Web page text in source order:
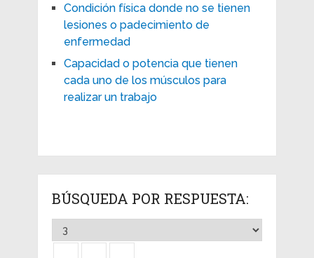
Condición física donde no se tienen
lesiones o padecimiento de
enfermedad
Capacidad o potencia que tienen
cada uno de los músculos para
realizar un trabajo
BÚSQUEDA POR RESPUESTA: